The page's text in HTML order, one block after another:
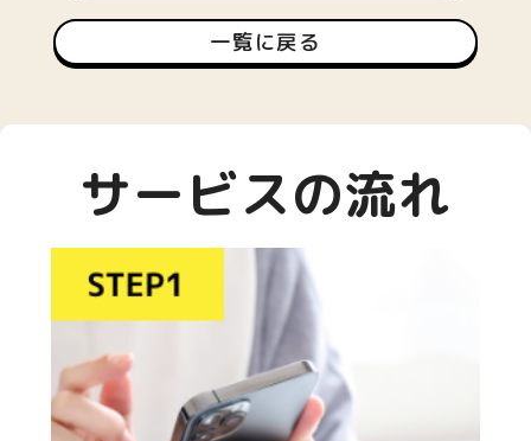
一覧に戻る
サービスの流れ